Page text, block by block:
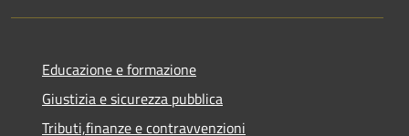
Educazione e formazione
Giustizia e sicurezza pubblica
Tributi,finanze e contravvenzioni